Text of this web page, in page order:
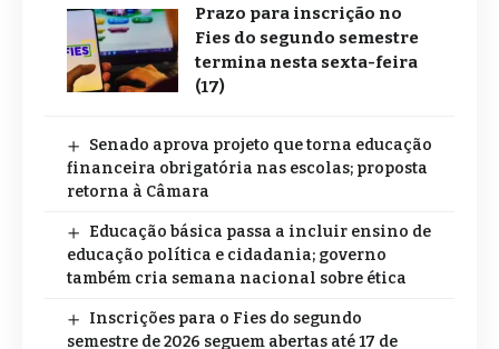
Prazo para inscrição no
Fies do segundo semestre
termina nesta sexta-feira
(17)
Senado aprova projeto que torna educação
financeira obrigatória nas escolas; proposta
retorna à Câmara
Educação básica passa a incluir ensino de
educação política e cidadania; governo
também cria semana nacional sobre ética
Inscrições para o Fies do segundo
semestre de 2026 seguem abertas até 17 de